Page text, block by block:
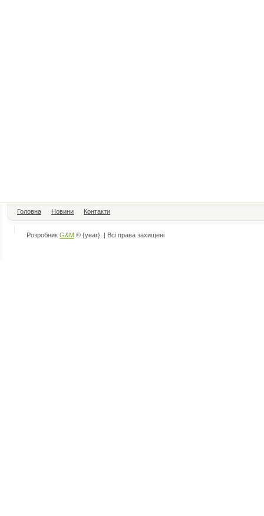
Головна Новини Контакти
Розробник G&M © {year}. | Всі права захищені